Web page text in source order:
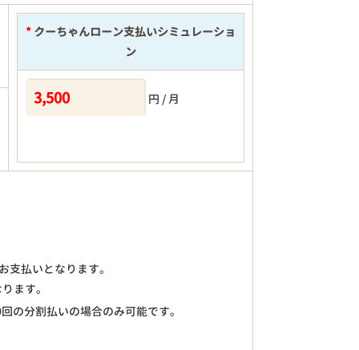
* クーちゃんローン支払いシミュレーショ
ン
円 / 月
支払いとなります。
ます。
の分割払いの場合のみ可能です。